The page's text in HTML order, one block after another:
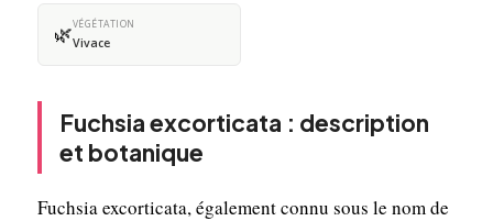
🌿VÉGÉTATION
Vivace
Fuchsia excorticata : description
et botanique
Fuchsia excorticata, également connu sous le nom de